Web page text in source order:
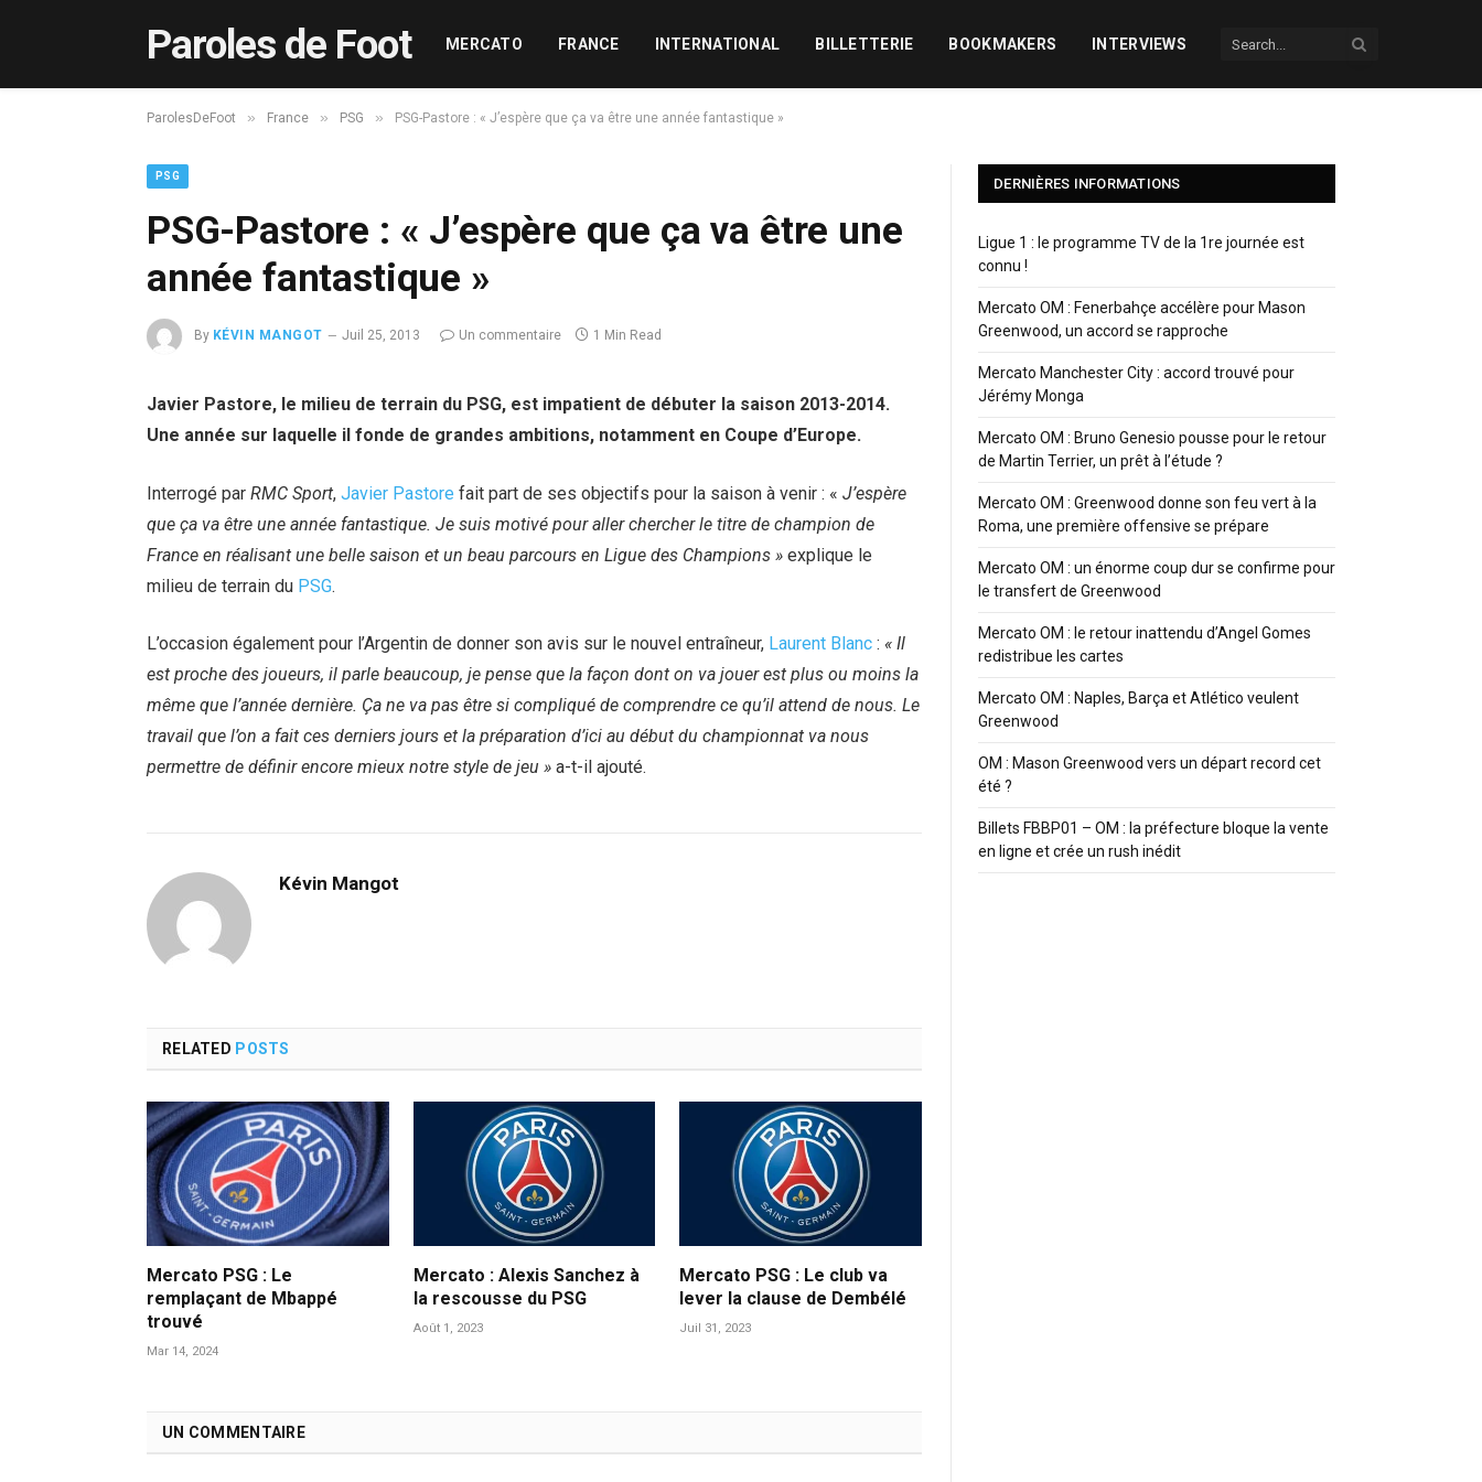
Paroles de Foot MERCATO FRANCE INTERNATIONAL BILLETTERIE BOOKMAKERS INTERVIEWS
ParolesDeFoot » France » PSG » PSG-Pastore : « J’espère que ça va être une année fantastique »
PSG
PSG-Pastore : « J’espère que ça va être une
année fantastique »
By KÉVIN MANGOT Juil 25, 2013 Un commentaire 1 Min Read
Javier Pastore, le milieu de terrain du PSG, est impatient de débuter la saison 2013-2014.
Une année sur laquelle il fonde de grandes ambitions, notamment en Coupe d’Europe.
Interrogé par RMC Sport, Javier Pastore fait part de ses objectifs pour la saison à venir : « J’espère
que ça va être une année fantastique. Je suis motivé pour aller chercher le titre de champion de
France en réalisant une belle saison et un beau parcours en Ligue des Champions » explique le
milieu de terrain du PSG.
L’occasion également pour l’Argentin de donner son avis sur le nouvel entraîneur, Laurent Blanc : « Il
est proche des joueurs, il parle beaucoup, je pense que la façon dont on va jouer est plus ou moins la
même que l’année dernière. Ça ne va pas être si compliqué de comprendre ce qu’il attend de nous. Le
travail que l’on a fait ces derniers jours et la préparation d’ici au début du championnat va nous
permettre de définir encore mieux notre style de jeu » a-t-il ajouté.
Kévin Mangot
RELATED POSTS
Mercato PSG : Le
remplaçant de Mbappé
trouvé
Mar 14, 2024
Mercato : Alexis Sanchez à
la rescousse du PSG
Août 1, 2023
Mercato PSG : Le club va
lever la clause de Dembélé
Juil 31, 2023
UN COMMENTAIRE
DERNIÈRES INFORMATIONS
Ligue 1 : le programme TV de la 1re journée est
connu !
Mercato OM : Fenerbahçe accélère pour Mason
Greenwood, un accord se rapproche
Mercato Manchester City : accord trouvé pour
Jérémy Monga
Mercato OM : Bruno Genesio pousse pour le retour
de Martin Terrier, un prêt à l’étude ?
Mercato OM : Greenwood donne son feu vert à la
Roma, une première offensive se prépare
Mercato OM : un énorme coup dur se confirme pour
le transfert de Greenwood
Mercato OM : le retour inattendu d’Angel Gomes
redistribue les cartes
Mercato OM : Naples, Barça et Atlético veulent
Greenwood
OM : Mason Greenwood vers un départ record cet
été ?
Billets FBBP01 – OM : la préfecture bloque la vente
en ligne et crée un rush inédit